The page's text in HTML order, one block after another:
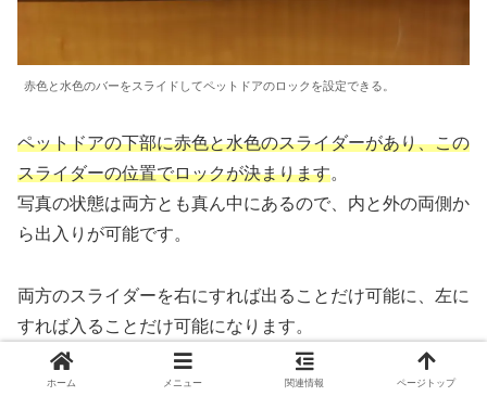
赤色と水色のバーをスライドしてペットドアのロックを設定できる。
ペットドアの下部に赤色と水色のスライダーがあり、この
スライダーの位置でロックが決まります。
写真の状態は両方とも真ん中にあるので、内と外の両側か
ら出入りが可能です。
両方のスライダーを右にすれば出ることだけ可能に、左に
すれば入ることだけ可能になります。
スライダーを両端にすればロックとなり、内からも外から
ホーム メニュー 関連情報 ページトップ